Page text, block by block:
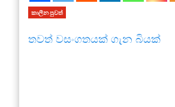
කාලීන පුවත්
තවත් වසංගතයක් ගැන බියක්